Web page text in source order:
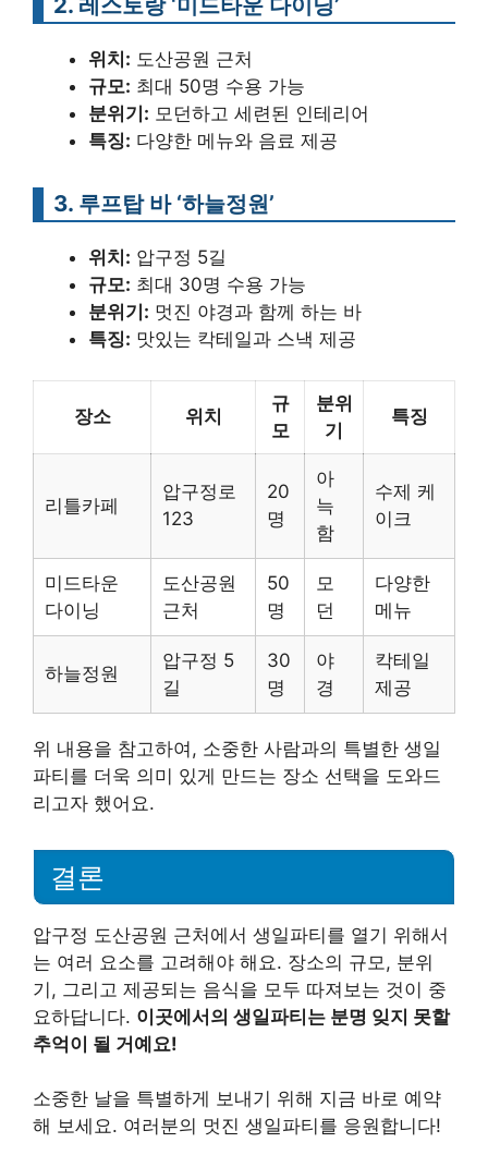
위치: 도산공원 근처
규모: 최대 50명 수용 가능
분위기: 모던하고 세련된 인테리어
특징: 다양한 메뉴와 음료 제공
3. 루프탑 바 ‘하늘정원’
위치: 압구정 5길
규모: 최대 30명 수용 가능
분위기: 멋진 야경과 함께 하는 바
특징: 맛있는 칵테일과 스낵 제공
장소 위치
규
모
분위
기
특징
리틀카페
압구정로
123
20
명
아
늑
함
수제 케
이크
미드타운
다이닝
도산공원
근처
50
명
모
던
다양한
메뉴
하늘정원
압구정 5
길
30
명
야
경
칵테일
제공
위 내용을 참고하여, 소중한 사람과의 특별한 생일
파티를 더욱 의미 있게 만드는 장소 선택을 도와드
리고자 했어요.
결론
압구정 도산공원 근처에서 생일파티를 열기 위해서
는 여러 요소를 고려해야 해요. 장소의 규모, 분위
기, 그리고 제공되는 음식을 모두 따져보는 것이 중
요하답니다. 이곳에서의 생일파티는 분명 잊지 못할
추억이 될 거예요!
소중한 날을 특별하게 보내기 위해 지금 바로 예약
해 보세요. 여러분의 멋진 생일파티를 응원합니다!